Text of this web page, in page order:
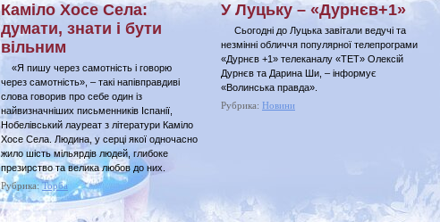
Каміло Хосе Села:
думати, знати і бути
вільним
«Я пишу через самотність і говорю
через самотність», – такі напівправдиві
слова говорив про себе один із
найвизначніших письменників Іспанії,
Нобелівський лауреат з літератури Каміло
Хосе Села. Людина, у серці якої одночасно
жило шість мільярдів людей, глибоке
презирство та велика любов до них.
Рубрика: Торба
У Луцьку – «Дурнєв+1»
Сьогодні до Луцька завітали ведучі та
незмінні обличчя популярної телепрограми
«Дурнєв +1» телеканалу «ТЕТ» Олексій
Дурнєв та Дарина Ши, – інформує
«Волинська правда».
Рубрика: Новини